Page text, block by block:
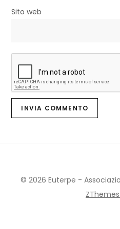
Sito web
© 2026 Euterpe -